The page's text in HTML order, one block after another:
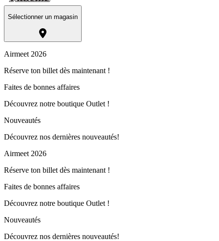
Sélectionner un magasin
Airmeet 2026
Réserve ton billet dès maintenant !
Faites de bonnes affaires
Découvrez notre boutique Outlet !
Nouveautés
Découvrez nos dernières nouveautés!
Airmeet 2026
Réserve ton billet dès maintenant !
Faites de bonnes affaires
Découvrez notre boutique Outlet !
Nouveautés
Découvrez nos dernières nouveautés!